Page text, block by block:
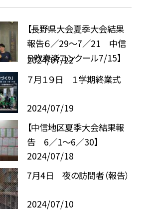
【長野県大会夏季大会結果
報告６／29〜7／21 中信
Ｂ吹奏楽コンクール7/15】
2024/07/22
７月１９日 １学期終業式
2024/07/19
【中信地区夏季大会結果報
告 6／1〜6／30】
2024/07/18
7月4日 夜の訪問者（報告）
2024/07/10